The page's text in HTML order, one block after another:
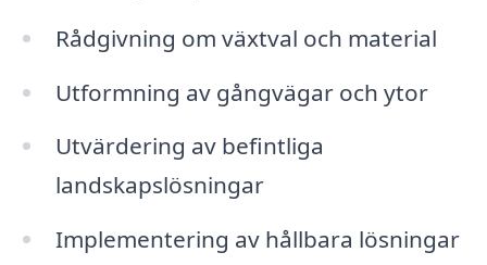
Rådgivning om växtval och material
Utformning av gångvägar och ytor
Utvärdering av befintliga
landskapslösningar
Implementering av hållbara lösningar